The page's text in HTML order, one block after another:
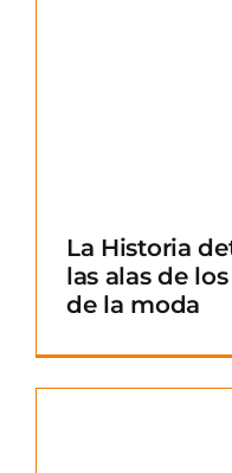
La Historia
las alas de
de la moda